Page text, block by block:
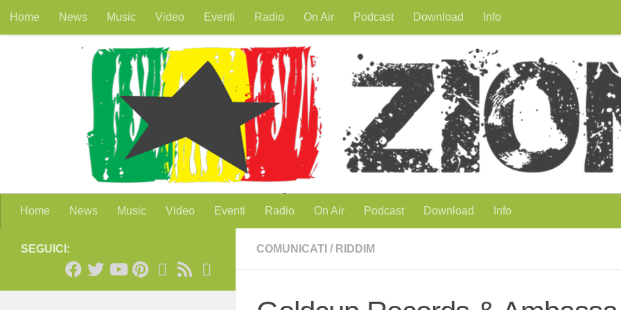
Salta al contenuto
Home News Music Video Eventi Radio On Air Podcast Download Info
Home News Music Video Eventi Radio On Air Podcast Download Info
COMUNICATI / RIDDIM
SEGUICI: